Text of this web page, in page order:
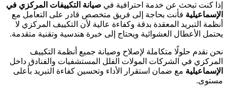
إذا كنت تبحث عن خدمة احترافية في صيانة التكييفات المركزي في
الإسماعيلية فأنت بحاجة إلى فريق متخصص قادر على التعامل مع
أنظمة التبريد المعقدة بدقة وكفاءة عالية لأن التكييف المركزي لا
يحتمل الأعطال العشوائية ويحتاج إلى خبرة هندسية وتقنية متقدمة.
نحن نقدم حلولًا متكاملة لإصلاح وصيانة جميع أنظمة التكييف
المركزي في الشركات المولات الفلل المستشفيات والفنادق داخل
الإسماعيلية مع ضمان استقرار الأداء وتحسين كفاءة التبريد بأعلى
مستوى.